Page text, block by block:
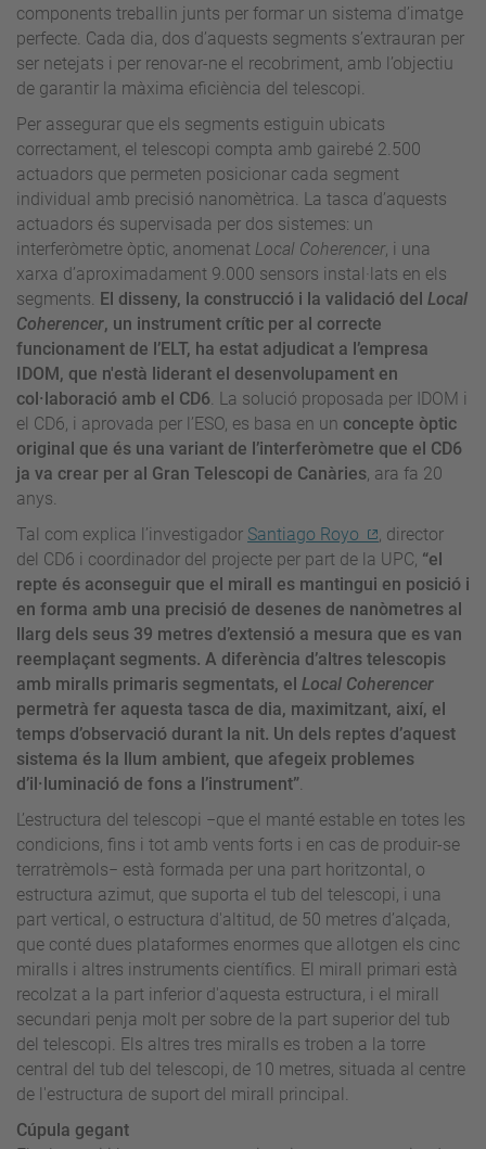
components treballin junts per formar un sistema d’imatge
perfecte. Cada dia, dos d’aquests segments s’extrauran per
ser netejats i per renovar-ne el recobriment, amb l’objectiu
de garantir la màxima eficiència del telescopi.
Per assegurar que els segments estiguin ubicats
correctament, el telescopi compta amb gairebé 2.500
actuadors que permeten posicionar cada segment
individual amb precisió nanomètrica. La tasca d’aquests
actuadors és supervisada per dos sistemes: un
interferòmetre òptic, anomenat Local Coherencer, i una
xarxa d’aproximadament 9.000 sensors instal·lats en els
segments. El disseny, la construcció i la validació del Local
Coherencer, un instrument crític per al correcte
funcionament de l’ELT, ha estat adjudicat a l’empresa
IDOM, que n'està liderant el desenvolupament en
col·laboració amb el CD6 . La solució proposada per IDOM i
el CD6, i aprovada per l’ESO, es basa en un concepte òptic
original que és una variant de l’interferòmetre que el CD6
ja va crear per al Gran Telescopi de Canàries , ara fa 20
anys.
Tal com explica l’investigador Santiago Royo
, director
del CD6 i coordinador del projecte per part de la UPC, “el
repte és aconseguir que el mirall es mantingui en posició i
en forma amb una precisió de desenes de nanòmetres al
llarg dels seus 39 metres d’extensió a mesura que es van
reemplaçant segments. A diferència d’altres telescopis
amb miralls primaris segmentats, el Local Coherencer
permetrà fer aquesta tasca de dia, maximitzant, així, el
temps d’observació durant la nit. Un dels reptes d’aquest
sistema és la llum ambient, que afegeix problemes
d’il·luminació de fons a l’instrument”
L’estructura del telescopi −que el manté estable en totes les
condicions, fins i tot amb vents forts i en cas de produir-se
terratrèmols− està formada per una part horitzontal, o
estructura azimut, que suporta el tub del telescopi, i una
part vertical, o estructura d'altitud, de 50 metres d’alçada,
que conté dues plataformes enormes que allotgen els cinc
miralls i altres instruments científics. El mirall primari està
recolzat a la part inferior d'aquesta estructura, i el mirall
secundari penja molt per sobre de la part superior del tub
del telescopi. Els altres tres miralls es troben a la torre
central del tub del telescopi, de 10 metres, situada al centre
de l'estructura de suport del mirall principal.
Cúpula gegant